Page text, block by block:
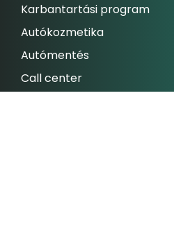
Karbantartási program
Autókozmetika
Autómentés
Call center